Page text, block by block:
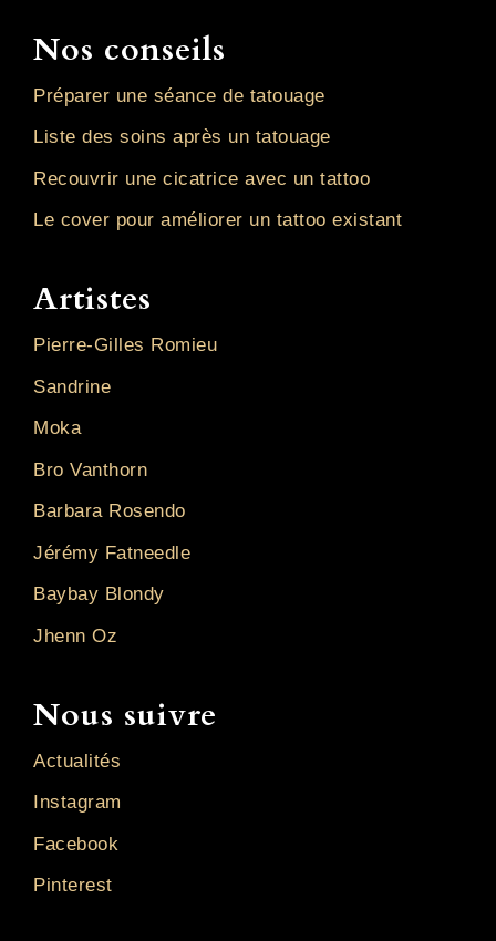
Nos conseils
Préparer une séance de tatouage
Liste des soins après un tatouage
Recouvrir une cicatrice avec un tattoo
Le cover pour améliorer un tattoo existant
Artistes
Pierre-Gilles Romieu
Sandrine
Moka
Bro Vanthorn
Barbara Rosendo
Jérémy Fatneedle
Baybay Blondy
Jhenn Oz
Nous suivre
Actualités
Instagram
Facebook
Pinterest